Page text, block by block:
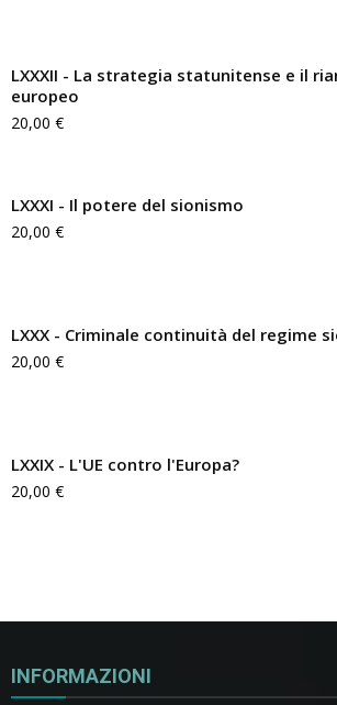
LXXXII - La strategia statunitense e il
europeo
20,00 €
LXXXI - Il potere del sionismo
20,00 €
LXXX - Criminale continuità del regime
20,00 €
LXXIX - L'UE contro l'Europa?
20,00 €
INFORMAZIONI